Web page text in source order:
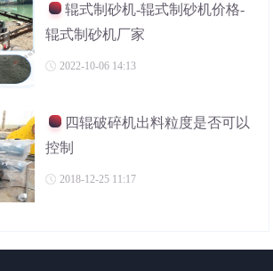
辊式制砂机-辊式制砂机价格-
辊式制砂机厂家
2022-10-06 14:13
四辊破碎机出料粒度是否可以
控制
2018-12-25 11:17